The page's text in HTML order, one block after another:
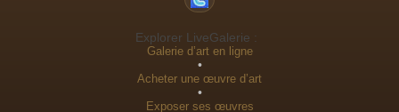
Explorer LiveGalerie :
Galerie d’art en ligne
•
Acheter une œuvre d’art
•
Exposer ses œuvres